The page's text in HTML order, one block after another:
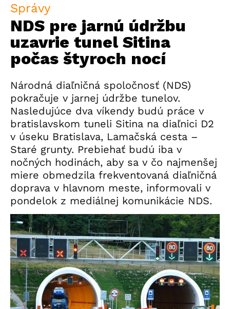
Správy
NDS pre jarnú údržbu
uzavrie tunel Sitina
počas štyroch nocí
Národná diaľničná spoločnosť (NDS)
pokračuje v jarnej údržbe tunelov.
Nasledujúce dva víkendy budú práce v
bratislavskom tuneli Sitina na diaľnici D2
v úseku Bratislava, Lamačská cesta –
Staré grunty. Prebiehať budú iba v
nočných hodinách, aby sa v čo najmenšej
miere obmedzila frekventovaná diaľničná
doprava v hlavnom meste, informovali v
pondelok z mediálnej komunikácie NDS.